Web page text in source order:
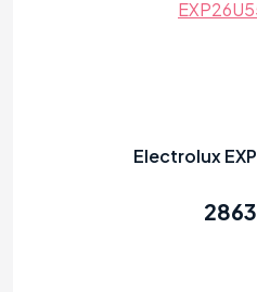
Hvorfor har min
Det er vigtigt at rense din
Skal jeg bruge en
Electrolux